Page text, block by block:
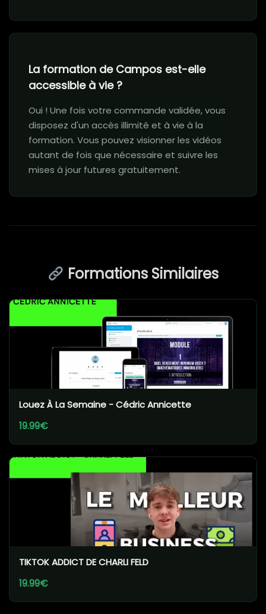
La formation de Campos est-elle
accessible à vie ?
Oui ! Une fois votre commande validée, vous
disposez d'un accès illimité et à vie à la
formation. Vous pouvez visionner les vidéos
autant de fois que nécessaire et suivre les
mises à jour futures gratuitement.
Formations Similaires
Louez À La Semaine - Cédric Annicette
19.99€
TIKTOK ADDICT DE CHARLI FELD
19.99€